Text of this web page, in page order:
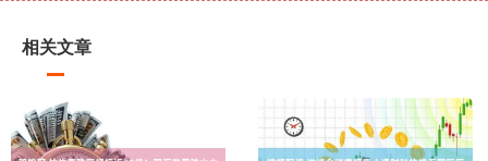
相关文章